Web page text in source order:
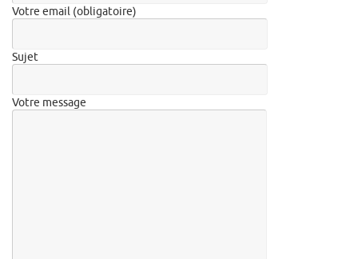
Votre email (obligatoire)
Sujet
Votre message